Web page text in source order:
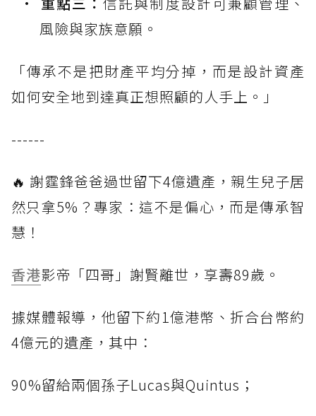
風險與家族意願。
「傳承不是把財產平均分掉，而是設計資產
如何安全地到達真正想照顧的人手上。」
------
🔥 謝霆鋒爸爸過世留下4億遺產，親生兒子居
然只拿5%？專家：這不是偏心，而是傳承智
慧！
香港影帝「四哥」謝賢離世，享壽89歲。
據媒體報導，他留下約1億港幣、折合台幣約
4億元的遺產，其中：
90%留給兩個孫子Lucas與Quintus；